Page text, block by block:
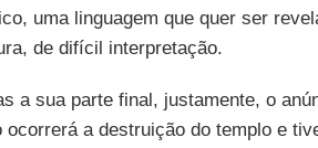
uma linguagem que quer ser
de difícil interpretação.
a sua parte final, justamente, o
ocorrerá a destruição do templo e